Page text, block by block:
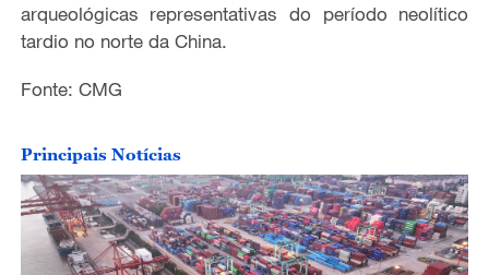
o
arqueológicas representativas do período neolítico
tardio no norte da China.
Fonte: CMG
Principais Notícias